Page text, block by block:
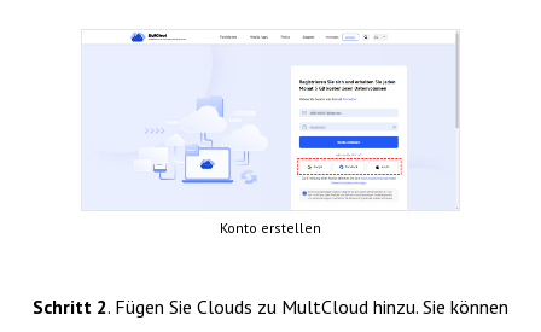
Konto erstellen
Schritt 2. Fügen Sie Clouds zu MultCloud hinzu. Sie können